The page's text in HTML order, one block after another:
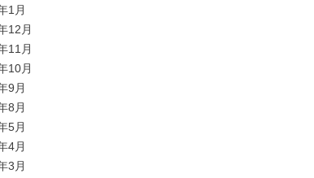
1月
12月
11月
10月
9月
8月
5月
4月
3月